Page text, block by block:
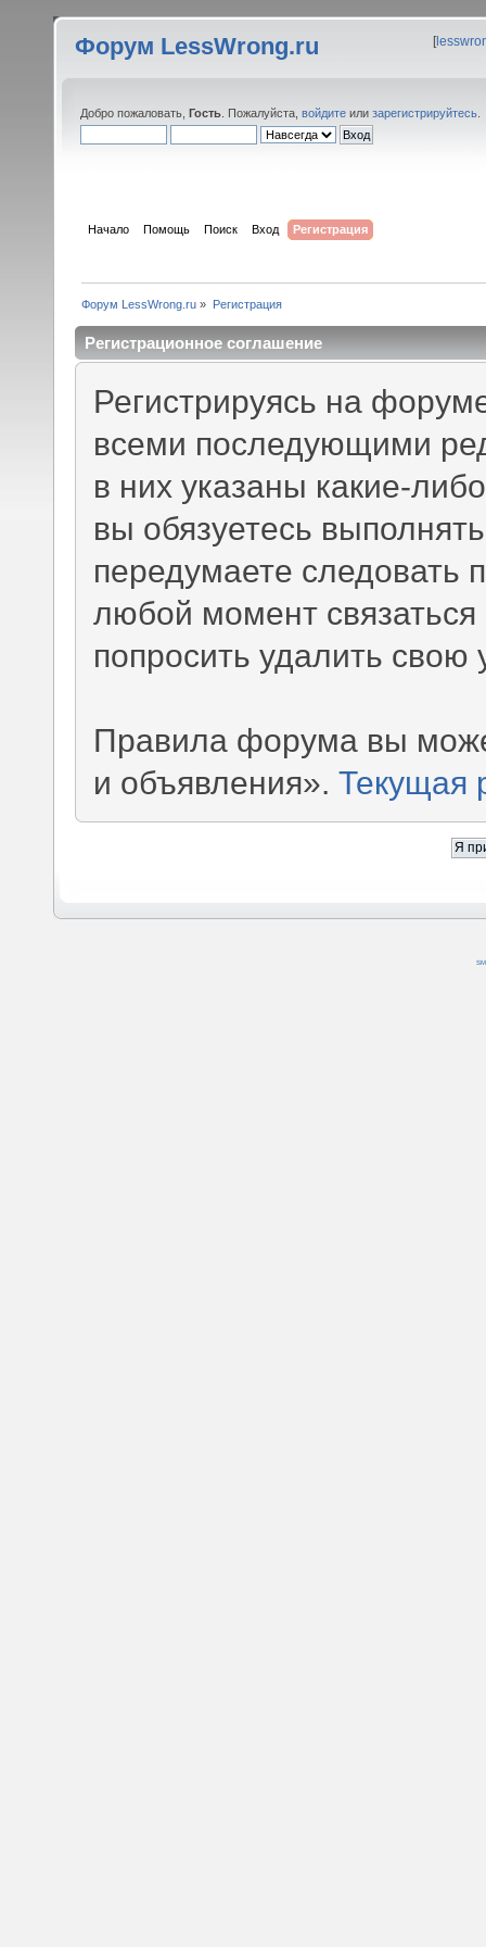
Форум LessWrong.ru [
Добро пожаловать, Гость . Пожалуйста, войдите или зарегистрируйтесь
Начало Помощь Поиск Вход Регистрация
Форум LessWrong.ru » Регистрация
Регистрационное соглашение
Регистрируясь на
всеми последующими
в них указаны какие-
вы обязуетесь
передумаете
любой момент
попросить удалить
Правила форума вы
и объявления».Текущая